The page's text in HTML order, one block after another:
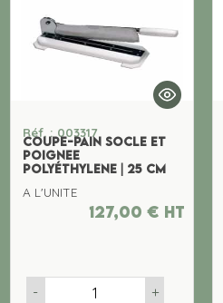
Réf. : 003317
COUPE-PAIN SOCLE ET
POIGNEE
POLYéTHYLENE | 25 CM
A L'UNITE
127,00 € ht
- +